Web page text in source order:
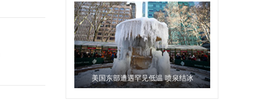
美国东部遭遇罕见低温 喷泉结冰